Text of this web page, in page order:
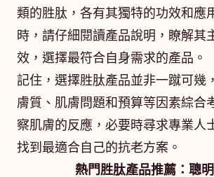
類的胜肽，各有其獨特的功效和應
時，請仔細閱讀產品說明，瞭解其
效，選擇最符合自身需求的產品。
記住，選擇胜肽產品並非一蹴可幾
膚質、肌膚問題和預算等因素綜合
察肌膚的反應，必要時尋求專業人
找到最適合自己的抗老方案。
熱門胜肽產品推薦：聰